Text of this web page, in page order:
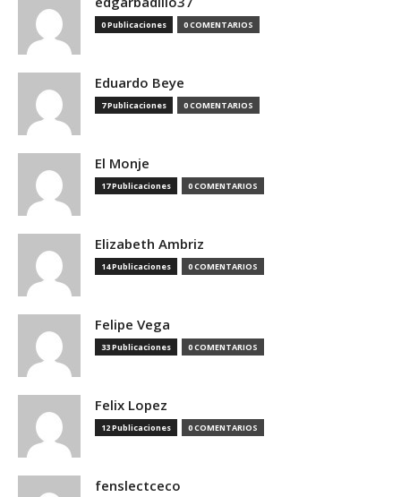
0 Publicaciones 0 COMENTARIOS
Eduardo Beye
7 Publicaciones 0 COMENTARIOS
El Monje
17 Publicaciones 0 COMENTARIOS
Elizabeth Ambriz
14 Publicaciones 0 COMENTARIOS
Felipe Vega
33 Publicaciones 0 COMENTARIOS
Felix Lopez
12 Publicaciones 0 COMENTARIOS
fenslectceco